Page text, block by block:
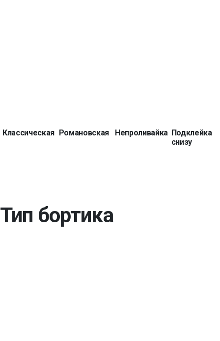
Классическая Романовская Непроливайка Подклейка
снизу
Тип бортика